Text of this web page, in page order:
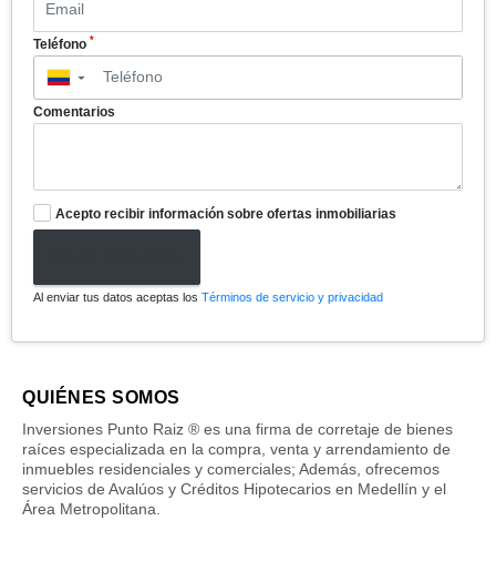
Teléfono *
▼
Comentarios
Acepto recibir información sobre ofertas inmobiliarias
Al enviar tus datos aceptas los Términos de servicio y privacidad
QUIÉNES SOMOS
Inversiones Punto Raiz ® es una firma de corretaje de bienes
raíces especializada en la compra, venta y arrendamiento de
inmuebles residenciales y comerciales; Además, ofrecemos
servicios de Avalúos y Créditos Hipotecarios en Medellín y el
Área Metropolitana.